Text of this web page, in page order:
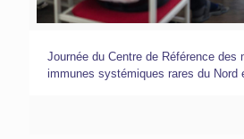
Journée du Centre de Référence des
immunes systémiques rares du Nord